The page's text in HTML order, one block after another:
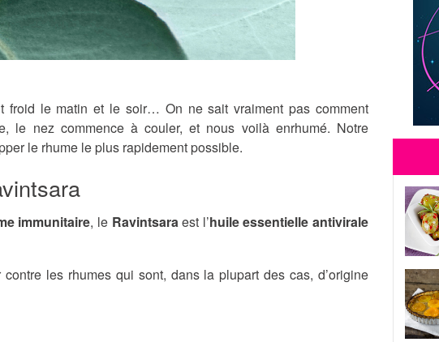
le matin et le soir… On ne sait vraiment pas comment
le nez commence à couler, et nous voilà enrhumé. Notre
le rhume le plus rapidement possible.
immunitaire, le Ravintsaraest l’huile essentielle antivirale
les rhumes qui sont, dans la plupart des cas, d’origine